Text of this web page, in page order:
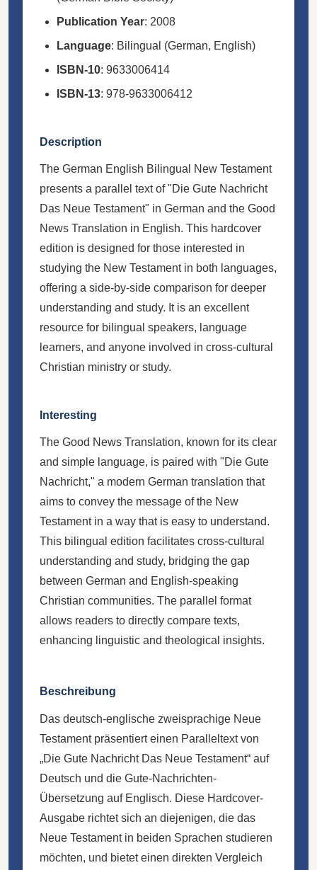
Publication Year: 2008
Language: Bilingual (German, English)
ISBN-10: 9633006414
ISBN-13: 978-9633006412
Description
The German English Bilingual New Testament
presents a parallel text of "Die Gute Nachricht
Das Neue Testament" in German and the Good
News Translation in English. This hardcover
edition is designed for those interested in
studying the New Testament in both languages,
offering a side-by-side comparison for deeper
understanding and study. It is an excellent
resource for bilingual speakers, language
learners, and anyone involved in cross-cultural
Christian ministry or study.
Interesting
The Good News Translation, known for its clear
and simple language, is paired with "Die Gute
Nachricht," a modern German translation that
aims to convey the message of the New
Testament in a way that is easy to understand.
This bilingual edition facilitates cross-cultural
understanding and study, bridging the gap
between German and English-speaking
Christian communities. The parallel format
allows readers to directly compare texts,
enhancing linguistic and theological insights.
Beschreibung
Das deutsch-englische zweisprachige Neue
Testament präsentiert einen Paralleltext von
„Die Gute Nachricht Das Neue Testament“ auf
Deutsch und die Gute-Nachrichten-
Übersetzung auf Englisch. Diese Hardcover-
Ausgabe richtet sich an diejenigen, die das
Neue Testament in beiden Sprachen studieren
möchten, und bietet einen direkten Vergleich